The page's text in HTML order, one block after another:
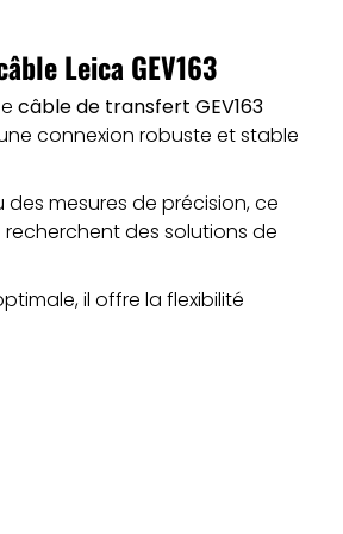
Leica GEV163
câble de transfert GEV163
connexion robuste et stable
mesures de précision, ce
des solutions de
il offre la flexibilité